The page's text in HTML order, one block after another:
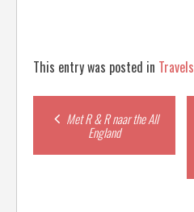
This entry was posted in Travels
Post
navigation
Met R & R naar the All
England